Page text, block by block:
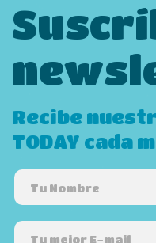
Recibe
TODAY cada